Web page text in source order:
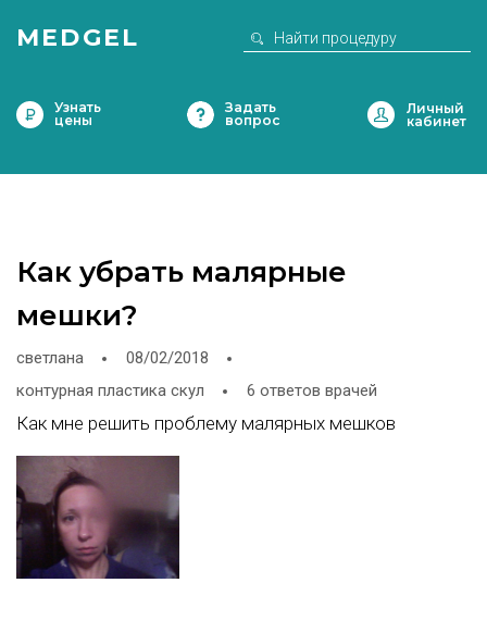
MEDGEL
Узнать
цены
Задать
вопрос
Как убрать малярные
мешки?
светлана
08/02/2018
контурная пластика скул
6 ответов врачей
Как мне решить проблему малярных мешков